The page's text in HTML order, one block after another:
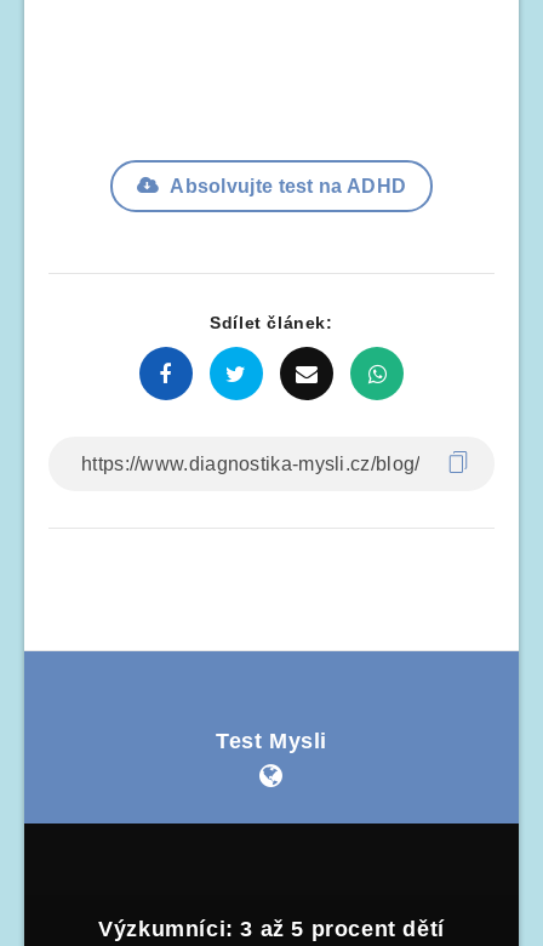
Absolvujte test na ADHD
Sdílet článek:
Test Mysli
Výzkumníci: 3 až 5 procent dětí